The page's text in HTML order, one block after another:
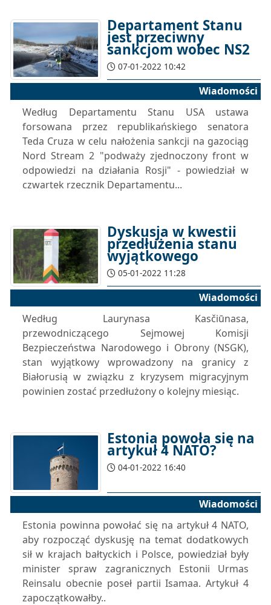
Departament Stanu
jest przeciwny
sankcjom wobec NS2
07-01-2022 10:42
Wiadomości
Według Departamentu Stanu USA ustawa
forsowana przez republikańskiego senatora
Teda Cruza w celu nałożenia sankcji na gazociąg
Nord Stream 2 "podważy zjednoczony front w
odpowiedzi na działania Rosji" - powiedział w
czwartek rzecznik Departamentu...
Dyskusja w kwestii
przedłużenia stanu
wyjątkowego
05-01-2022 11:28
Wiadomości
Według Laurynasa Kasčiūnasa,
przewodniczącego Sejmowej Komisji
Bezpieczeństwa Narodowego i Obrony (NSGK),
stan wyjątkowy wprowadzony na granicy z
Białorusią w związku z kryzysem migracyjnym
powinien zostać przedłużony o kolejny miesiąc.
Estonia powoła się na
artykuł 4 NATO?
04-01-2022 16:40
Wiadomości
Estonia powinna powołać się na artykuł 4 NATO,
aby rozpocząć dyskusję na temat dodatkowych
sił w krajach bałtyckich i Polsce, powiedział były
minister spraw zagranicznych Estonii Urmas
Reinsalu obecnie poseł partii Isamaa. Artykuł 4
zapoczątkowałby..